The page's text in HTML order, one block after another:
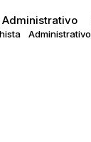
Administrativo
Administrativo